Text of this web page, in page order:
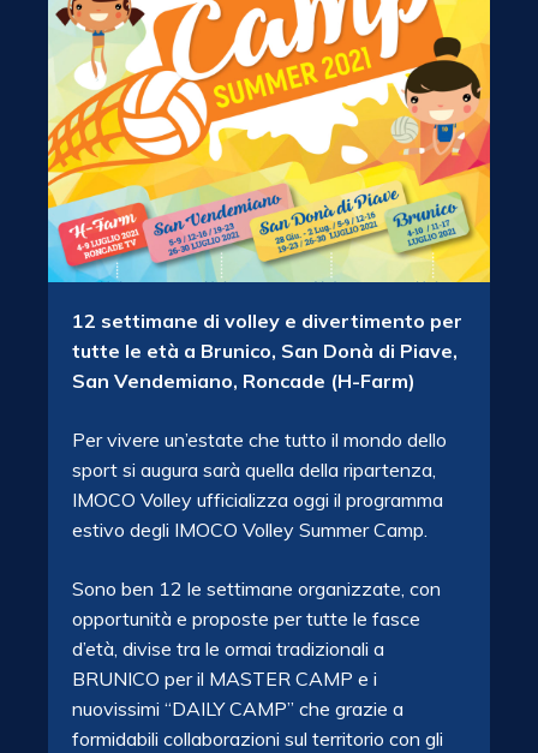
12 settimane di volley e divertimento per
tutte le età a Brunico, San Donà di Piave,
San Vendemiano, Roncade (H-Farm)
Per vivere un’estate che tutto il mondo dello
sport si augura sarà quella della ripartenza,
IMOCO Volley ufficializza oggi il programma
estivo degli IMOCO Volley Summer Camp.
Sono ben 12 le settimane organizzate, con
opportunità e proposte per tutte le fasce
d’età, divise tra le ormai tradizionali a
BRUNICO per il MASTER CAMP e i
nuovissimi “DAILY CAMP” che grazie a
formidabili collaborazioni sul territorio con gli